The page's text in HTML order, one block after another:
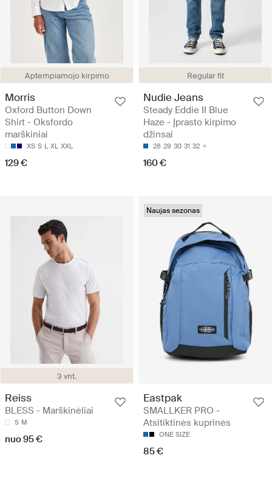
Aptempiamojo kirpimo
Morris
Oxford Button Down
Shirt - Oksfordo
marškiniai
XS S L XL XXL
129 €
Regular fit
Nudie Jeans
Steady Eddie II Blue
Haze - Įprasto kirpimo
džinsai
28 29 30 31 32
160 €
3 vnt.
Reiss
BLESS - Marškinėliai
S M
nuo 95 €
Naujas sezonas
Eastpak
SMALLKER PRO -
Atsitiktinės kuprinės
ONE SIZE
85 €